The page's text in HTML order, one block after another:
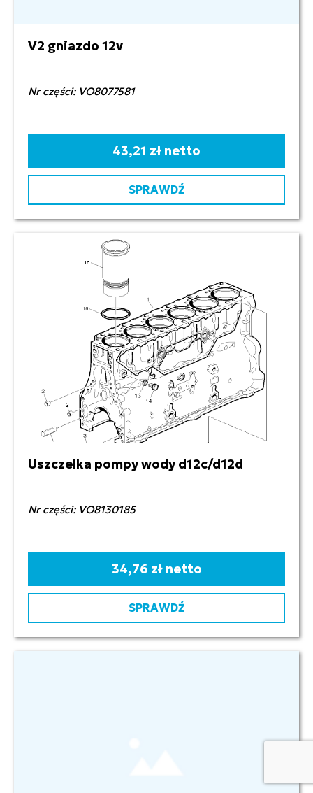
V2 gniazdo 12v
Nr części: VO8077581
43,21 zł netto
SPRAWDŹ
Uszczelka pompy wody d12c/d12d
Nr części: VO8130185
34,76 zł netto
SPRAWDŹ